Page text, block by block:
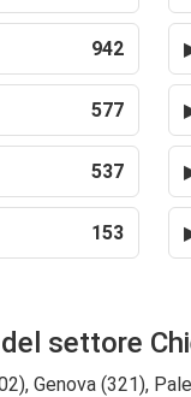
942
577
537
153
settore
Genova (321),